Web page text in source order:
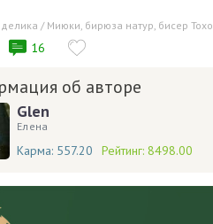
делика / Миюки, бирюза натур, бисер Тохо
16
об авторе
Glen
Елена
Карма: 557.20 Рейтинг: 8498.00